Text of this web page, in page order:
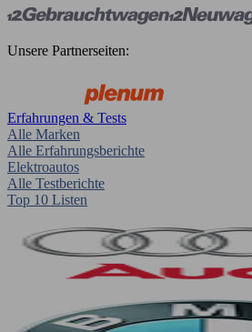
Unsere Partnerseiten:
Erfahrungen & Tests
Alle Marken
Alle Erfahrungsberichte
Elektroautos
Alle Testberichte
Top 10 Listen